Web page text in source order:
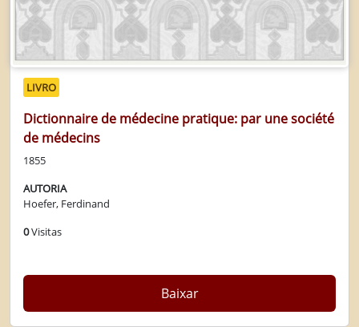
LIVRO
Dictionnaire de médecine pratique: par une société
de médecins
1855
AUTORIA
Hoefer, Ferdinand
0Visitas
Baixar